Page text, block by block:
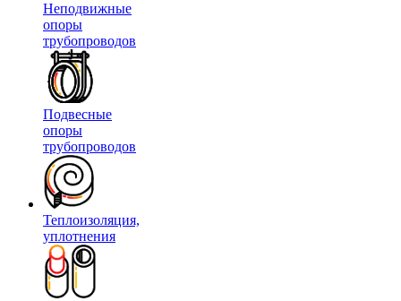
Неподвижные
опоры
трубопроводов
Подвесные
опоры
трубопроводов
Теплоизоляция,
уплотнения